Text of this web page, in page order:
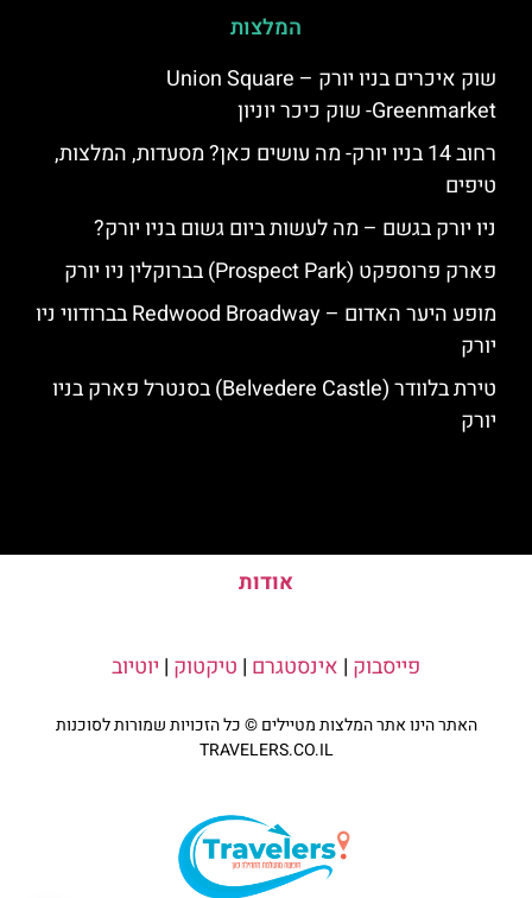
המלצות
שוק איכרים בניו יורק – Union Square
Greenmarket- שוק כיכר יוניון
רחוב 14 בניו יורק- מה עושים כאן? מסעדות, המלצות,
טיפים
ניו יורק בגשם – מה לעשות ביום גשום בניו יורק?
פארק פרוספקט (Prospect Park) בברוקלין ניו יורק
מופע היער האדום – Redwood Broadway בברודווי ניו
יורק
טירת בלוודר (Belvedere Castle) בסנטרל פארק בניו
יורק
אודות
פייסבוק | אינסטגרם | טיקטוק | יוטיוב
האתר הינו אתר המלצות מטיילים © כל הזכויות שמורות לסוכנות
TRAVELERS.CO.IL